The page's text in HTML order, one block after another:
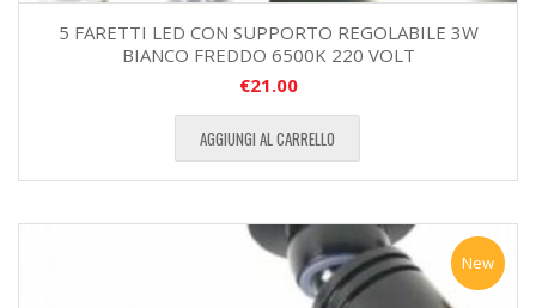
5 FARETTI LED CON SUPPORTO REGOLABILE 3W
BIANCO FREDDO 6500K 220 VOLT
€21.00
AGGIUNGI AL CARRELLO
New